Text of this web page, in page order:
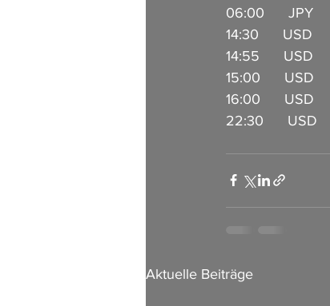
06:00      JPY
14:30      USD
14:55      USD
15:00      USD
16:00
22:30
Aktuelle Beiträge